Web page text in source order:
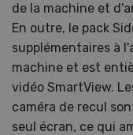
de la machine et
En outre, le pack
supplémentaires à
machine et est
vidéo SmartView.
caméra de recul
seul écran, ce qui